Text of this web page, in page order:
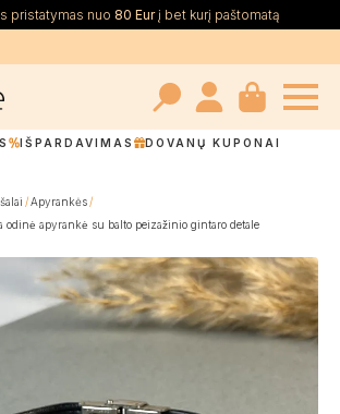
pristatymas nuo 80 Eurį bet kurį paštomatą
Search
IŠPARDAVIMAS DOVANŲ KUPONAI
Apyrankės
odinė apyrankė su balto peizažinio gintaro detale